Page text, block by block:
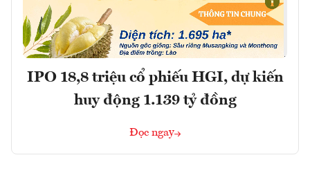
IPO 18,8 triệu cổ phiếu HGI, dự kiến
huy động 1.139 tỷ đồng
Đọc ngay